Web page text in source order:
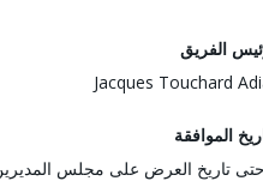
الفريق
Jacques Touchard
الموافقة
تاريخ العرض على مجلس